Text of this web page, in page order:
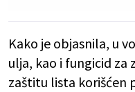
Kako je objasnila, u
ulja, kao i fungicid za
zaštitu lista korišćen